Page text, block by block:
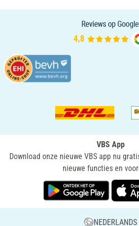
VBS App
Download onze nieuwe VBS app nu
nieuwe functies en
NEDERLANDS